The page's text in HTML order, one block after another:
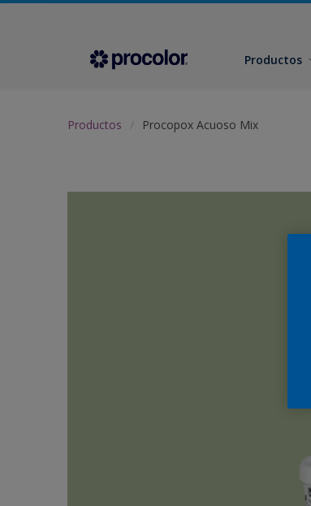
Productos
Productos Procopox Acuoso Mix